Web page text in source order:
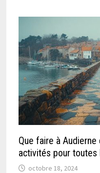
Que faire à
activités pour toutes
octobre 18, 2024